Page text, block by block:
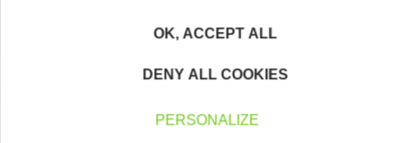
OK, ACCEPT ALL
DENY ALL COOKIES
PERSONALIZE